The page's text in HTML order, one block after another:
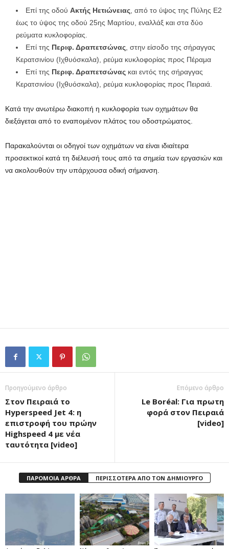
Επί της οδού Ακτής Ηετιώνειας , από το ύψος της Πύλης Ε2
έως το ύψος της οδού 25ης Μαρτίου, εναλλάξ και στα δύο
ρεύματα κυκλοφορίας.
Επί της Περιφ. Δραπετσώνας , στην είσοδο της σήραγγας
Κερατσινίου (Ιχθυόσκαλα), ρεύμα κυκλοφορίας προς Πέραμα
Επί της Περιφ. Δραπετσώνας και εντός της σήραγγας
Κερατσινίου (Ιχθυόσκαλα), ρεύμα κυκλοφορίας προς Πειραιά.
Κατά την ανωτέρω διακοπή η κυκλοφορία των οχημάτων θα
διεξάγεται από το εναπομένον πλάτος του οδοστρώματος.
Παρακαλούνται οι οδηγοί των οχημάτων να είναι ιδιαίτερα
προσεκτικοί κατά τη διέλευσή τους από τα σημεία των εργασιών και
να ακολουθούν την υπάρχουσα οδική σήμανση.
Προηγούμενο άρθρο
Στον Πειραιά το
Hyperspeed Jet 4: η
επιστροφή του πρώην
Highspeed 4 με νέα
ταυτότητα [video]
Επόμενο άρθρο
Le Boréal: Για πρωτη
φορά στον Πειραιά
[video]
ΠΑΡΟΜΟΙΑ ΑΡΘΡΑ ΠΕΡΙΣΣΟΤΕΡΑ ΑΠΟ ΤΟΝ ΔΗΜΙΟΥΡΓΟ